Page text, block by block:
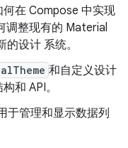
何在 Compose 中实现
调整现有的 Material
设计 系统。
和自定义设计
和 API。
于管理和显示数据列